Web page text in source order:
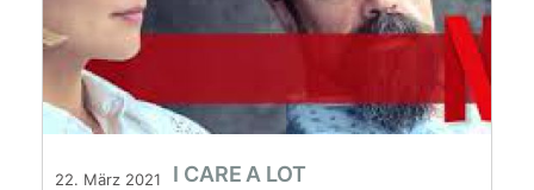
22. März 2021 I CARE A LOT